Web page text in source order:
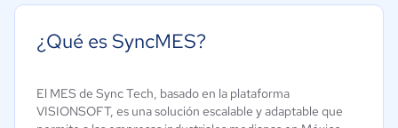
¿Qué es SyncMES?
El MES de Sync Tech, basado en la plataforma
VISIONSOFT, es una solución escalable y adaptable que